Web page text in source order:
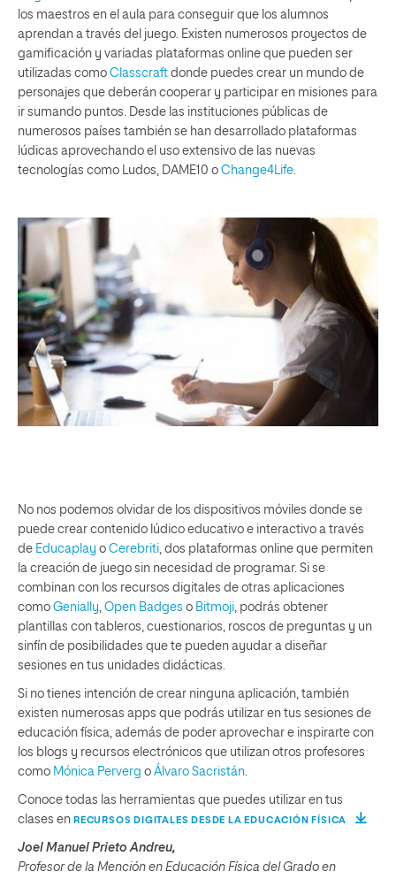
los maestros en el aula para conseguir que los alumnos
aprendan a través del juego. Existen numerosos proyectos de
gamificación y variadas plataformas online que pueden ser
utilizadas como Classcraft donde puedes crear un mundo de
personajes que deberán cooperar y participar en misiones para
ir sumando puntos. Desde las instituciones públicas de
numerosos países también se han desarrollado plataformas
lúdicas aprovechando el uso extensivo de las nuevas
tecnologías como Ludos, DAME10 o Change4Life.
No nos podemos olvidar de los dispositivos móviles donde se
puede crear contenido lúdico educativo e interactivo a través
de Educaplay o Cerebriti , dos plataformas online que permiten
la creación de juego sin necesidad de programar. Si se
combinan con los recursos digitales de otras aplicaciones
como Genially Open Badges o Bitmoji , podrás obtener
plantillas con tableros, cuestionarios, roscos de preguntas y un
sinfín de posibilidades que te pueden ayudar a diseñar
sesiones en tus unidades didácticas.
Si no tienes intención de crear ninguna aplicación, también
existen numerosas apps que podrás utilizar en tus sesiones de
educación física, además de poder aprovechar e inspirarte con
los blogs y recursos electrónicos que utilizan otros profesores
como Mónica Perverg o Álvaro Sacristán
Conoce todas las herramientas que puedes utilizar en tus
clases en RECURSOS DIGITALES DESDE LA EDUCACIÓN FÍSICA
Joel Manuel Prieto Andreu,
Profesor de la Mención en Educación Física del Grado en